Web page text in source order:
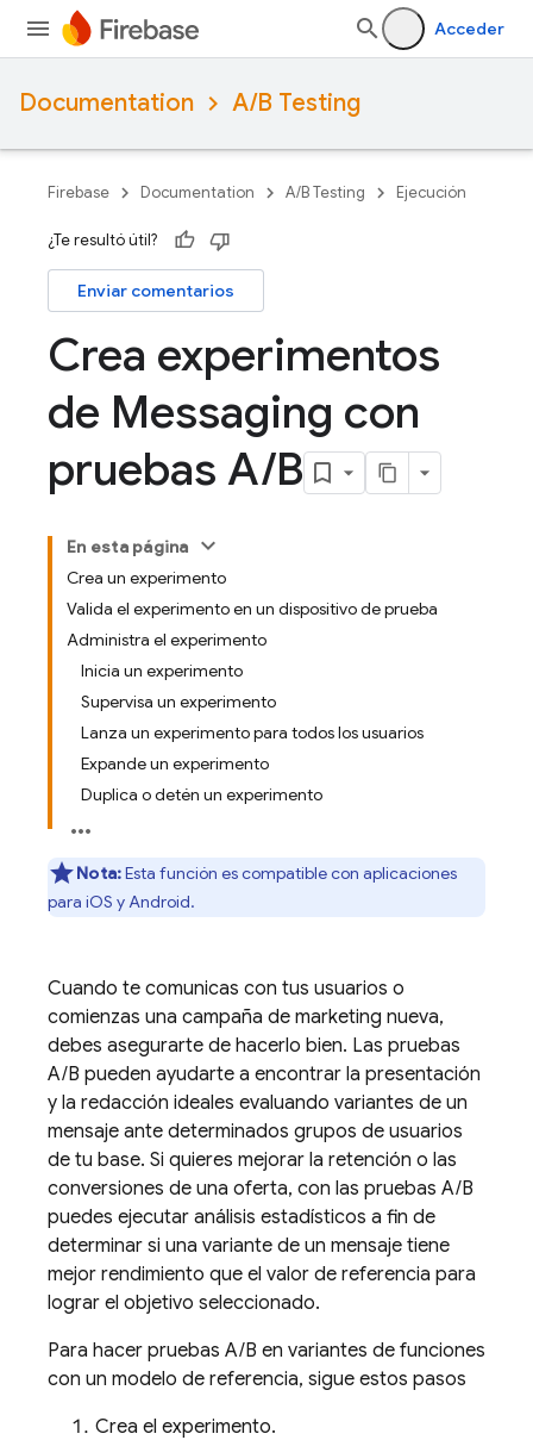
Acceder
Documentation A/B Testing
Firebase Documentation A/B Testing Ejecución
¿Te resultó útil?
Enviar comentarios
Crea experimentos
de Messaging con
pruebas A/B
En esta página
Crea un experimento
Valida el experimento en un dispositivo de prueba
Administra el experimento
Inicia un experimento
Supervisa un experimento
Lanza un experimento para todos los usuarios
Expande un experimento
Duplica o detén un experimento
Nota:Esta función es compatible con aplicaciones
para iOS y Android.
Cuando te comunicas con tus usuarios o
comienzas una campaña de marketing nueva,
debes asegurarte de hacerlo bien. Las pruebas
A/B pueden ayudarte a encontrar la presentación
y la redacción ideales evaluando variantes de un
mensaje ante determinados grupos de usuarios
de tu base. Si quieres mejorar la retención o las
conversiones de una oferta, con las pruebas A/B
puedes ejecutar análisis estadísticos a fin de
determinar si una variante de un mensaje tiene
mejor rendimiento que el valor de referencia para
lograr el objetivo seleccionado.
Para hacer pruebas A/B en variantes de funciones
con un modelo de referencia, sigue estos pasos
Crea el experimento.